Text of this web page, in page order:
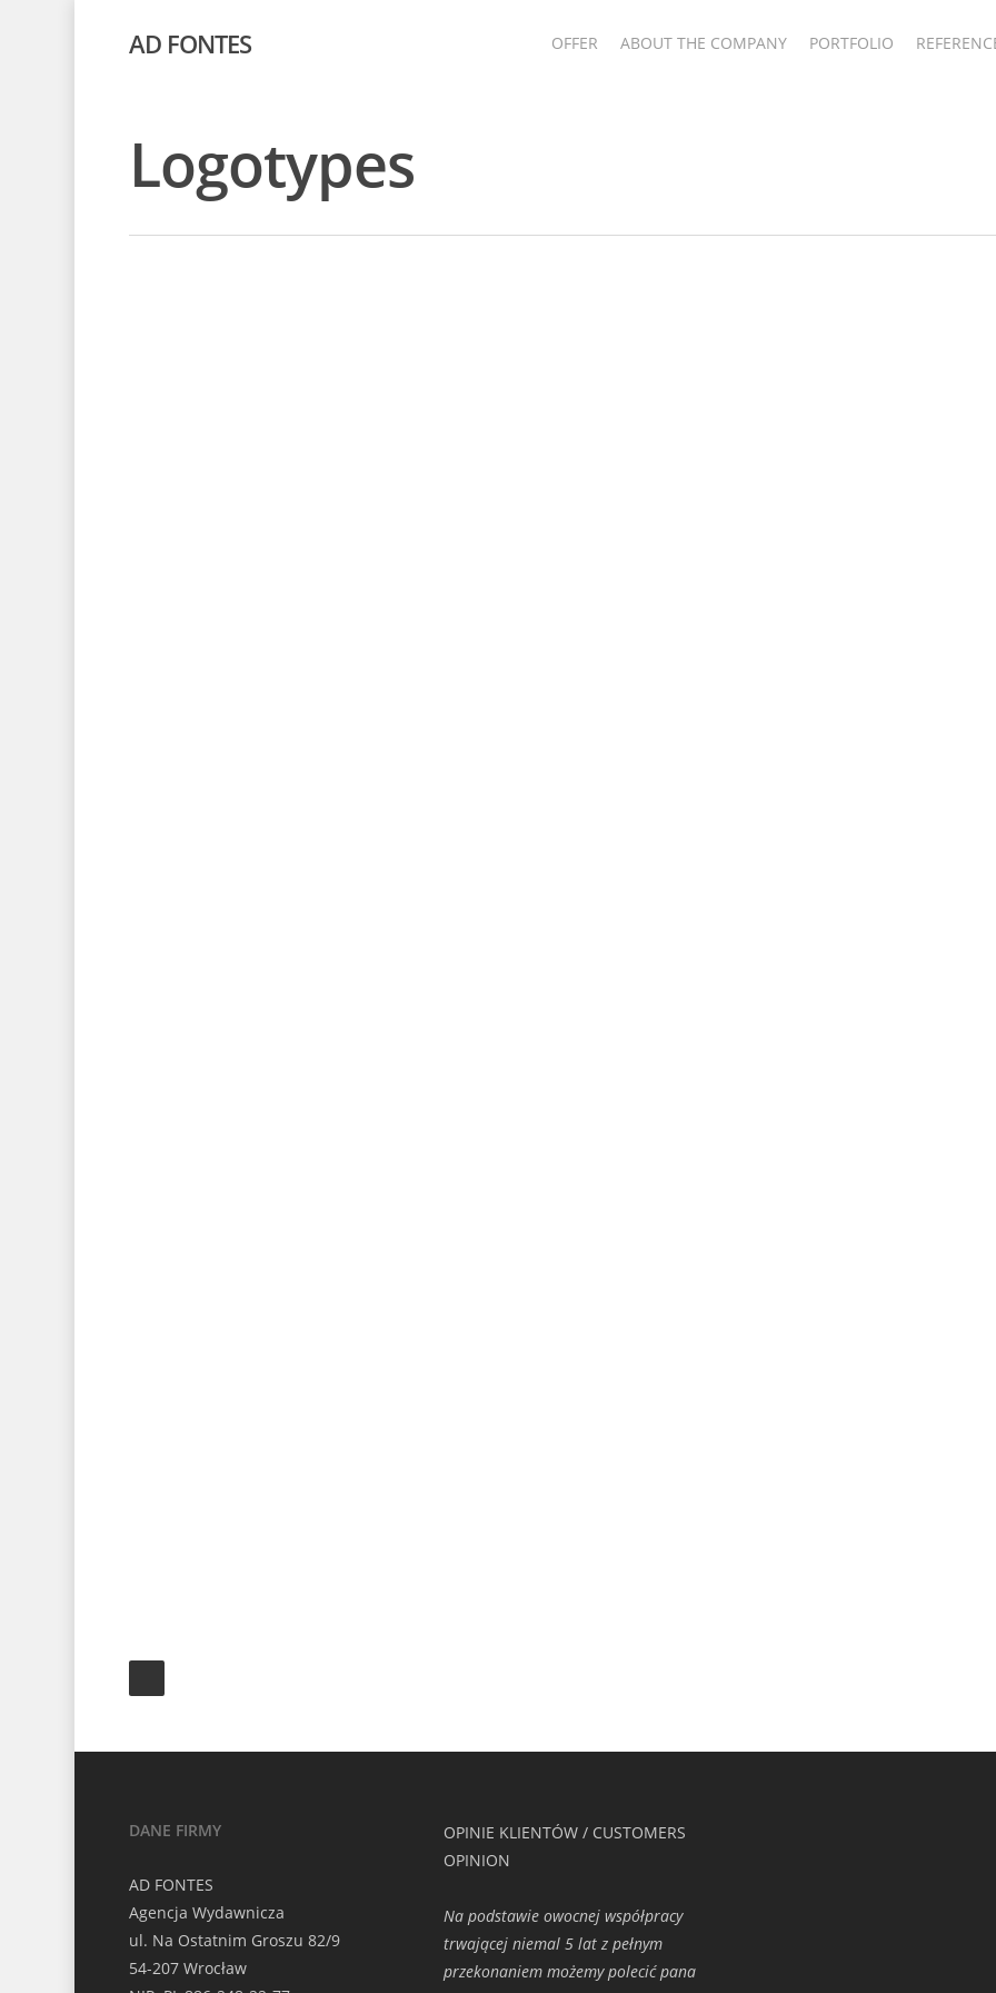
AD FONTES OFFER ABOUT THE COMPANY PORTFOLIO
Logotypes
DANE FIRMY
AD FONTES
Agencja Wydawnicza
ul. Na Ostatnim Groszu 82/9
54-207 Wrocław
OPINIE KLIENTÓW / CUSTOMERS
OPINION
Na podstawie owocnej współpracy
trwającej niemal 5 lat z pełnym
przekonaniem możemy polecić pana